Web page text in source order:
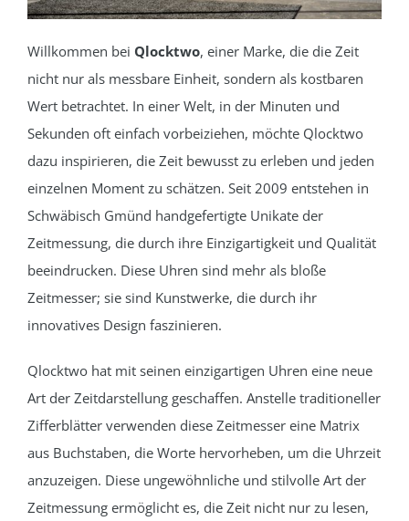
Willkommen bei Qlocktwo, einer Marke, die die Zeit
nicht nur als messbare Einheit, sondern als kostbaren
Wert betrachtet. In einer Welt, in der Minuten und
Sekunden oft einfach vorbeiziehen, möchte Qlocktwo
dazu inspirieren, die Zeit bewusst zu erleben und jeden
einzelnen Moment zu schätzen. Seit 2009 entstehen in
Schwäbisch Gmünd handgefertigte Unikate der
Zeitmessung, die durch ihre Einzigartigkeit und Qualität
beeindrucken. Diese Uhren sind mehr als bloße
Zeitmesser; sie sind Kunstwerke, die durch ihr
innovatives Design faszinieren.
Qlocktwo hat mit seinen einzigartigen Uhren eine neue
Art der Zeitdarstellung geschaffen. Anstelle traditioneller
Zifferblätter verwenden diese Zeitmesser eine Matrix
aus Buchstaben, die Worte hervorheben, um die Uhrzeit
anzuzeigen. Diese ungewöhnliche und stilvolle Art der
Zeitmessung ermöglicht es, die Zeit nicht nur zu lesen,